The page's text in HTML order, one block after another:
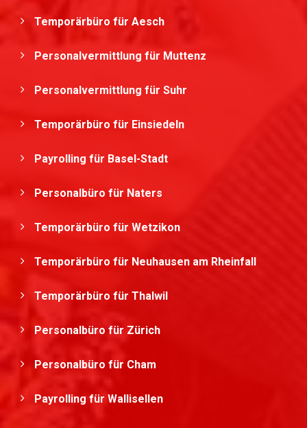
Temporärbüro für Aesch
Personalvermittlung für Muttenz
Personalvermittlung für Suhr
Temporärbüro für Einsiedeln
Payrolling für Basel-Stadt
Personalbüro für Naters
Temporärbüro für Wetzikon
Temporärbüro für Neuhausen am Rheinfall
Temporärbüro für Thalwil
Personalbüro für Zürich
Personalbüro für Cham
Payrolling für Wallisellen